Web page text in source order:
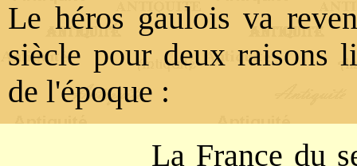
Le héros gaulois va
siècle pour deux raisons
de l'époque :
La France du